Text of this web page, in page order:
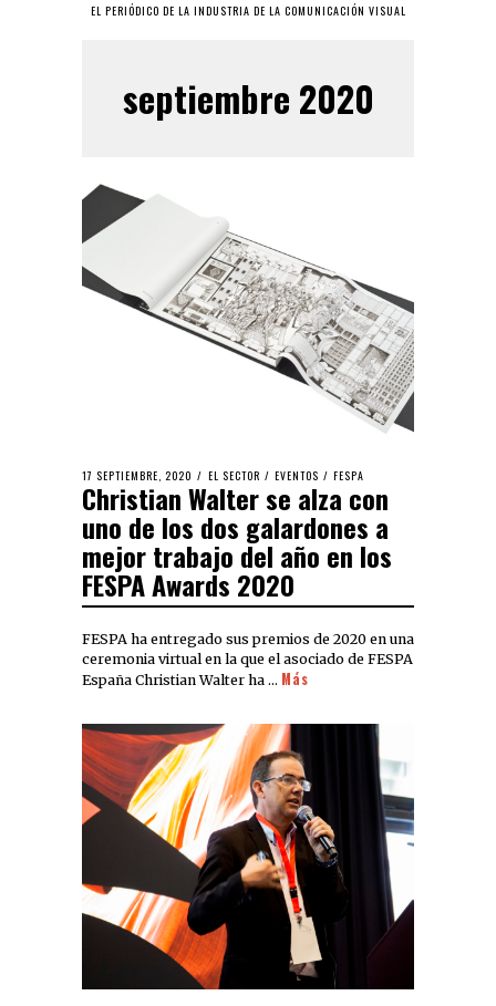
EL PERIÓDICO DE LA INDUSTRIA DE LA COMUNICACIÓN VISUAL
septiembre 2020
17 SEPTIEMBRE, 2020 EL SECTOR / EVENTOS / FESPA
Christian Walter se alza con
uno de los dos galardones a
mejor trabajo del año en los
FESPA Awards 2020
FESPA ha entregado sus premios de 2020 en una
ceremonia virtual en la que el asociado de FESPA
España Christian Walter ha … Más